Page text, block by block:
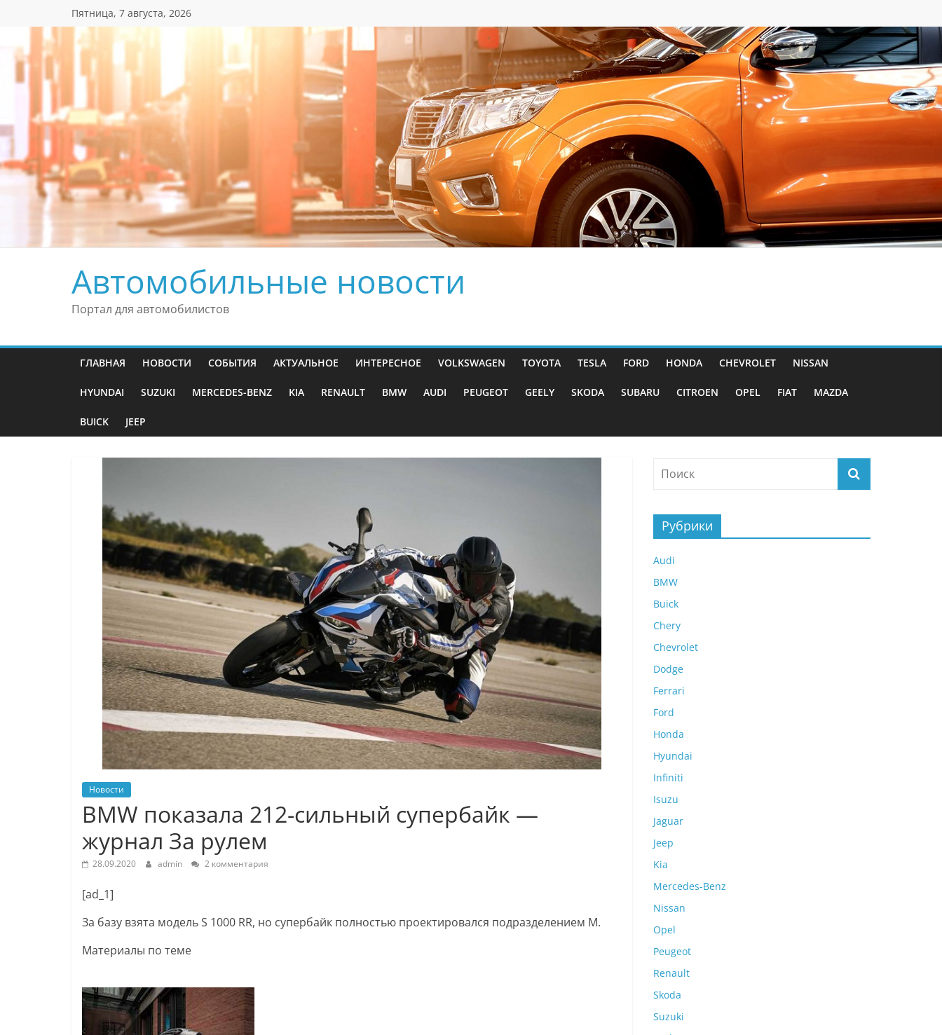
содержимому
Пятница, 7 августа, 2026
Автомобильные новости
Портал для автомобилистов
ГЛАВНАЯ НОВОСТИ СОБЫТИЯ АКТУАЛЬНОЕ ИНТЕРЕСНОЕ VOLKSWAGEN TOYOTA TESLA FORD HONDA CHEVROLET NISSAN
HYUNDAI SUZUKI MERCEDES-BENZ KIA RENAULT BMW AUDI PEUGEOT GEELY SKODA SUBARU CITROEN OPEL FIAT MAZDA
BUICK JEEP
Новости
BMW показала 212-сильный супербайк —
журнал За рулем
28.09.2020 admin 2 комментария
[ad_1]
За базу взята модель S 1000 RR, но супербайк полностью проектировался подразделением М.
Материалы по теме
Рубрики
Audi
BMW
Buick
Chery
Chevrolet
Dodge
Ferrari
Ford
Honda
Hyundai
Infiniti
Isuzu
Jaguar
Jeep
Kia
Mercedes-Benz
Nissan
Opel
Peugeot
Renault
Skoda
Suzuki